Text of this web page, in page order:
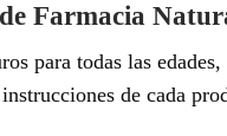
para todas las
de cada